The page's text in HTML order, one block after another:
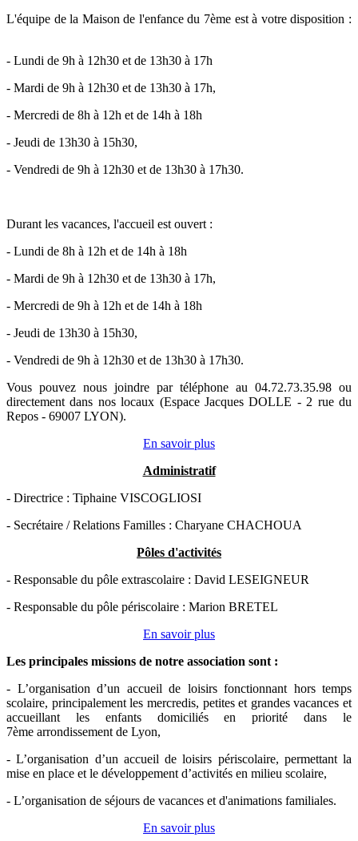
L'équipe de la Maison de l'enfance du 7ème est à votre disposition :
- Lundi de 9h à 12h30 et de 13h30 à 17h
- Mardi de 9h à 12h30 et de 13h30 à 17h,
- Mercredi de 8h à 12h et de 14h à 18h
- Jeudi de 13h30 à 15h30,
- Vendredi de 9h à 12h30 et de 13h30 à 17h30.
Durant les vacances, l'accueil est ouvert :
- Lundi de 8h à 12h et de 14h à 18h
- Mardi de 9h à 12h30 et de 13h30 à 17h,
- Mercredi de 9h à 12h et de 14h à 18h
- Jeudi de 13h30 à 15h30,
- Vendredi de 9h à 12h30 et de 13h30 à 17h30.
Vous pouvez nous joindre par téléphone au 04.72.73.35.98 ou
directement dans nos locaux (Espace Jacques DOLLE - 2 rue du
Repos - 69007 LYON).
En savoir plus
Administratif
- Directrice : Tiphaine VISCOGLIOSI
- Secrétaire / Relations Familles : Charyane CHACHOUA
Pôles d'activités
- Responsable du pôle extrascolaire : David LESEIGNEUR
- Responsable du pôle périscolaire : Marion BRETEL
En savoir plus
Les principales missions de notre association sont :
- L’organisation d’un accueil de loisirs fonctionnant hors temps
scolaire, principalement les mercredis, petites et grandes vacances et
accueillant les enfants domiciliés en priorité dans le
7ème arrondissement de Lyon,
- L’organisation d’un accueil de loisirs périscolaire, permettant la
mise en place et le développement d’activités en milieu scolaire,
- L’organisation de séjours de vacances et d'animations familiales.
En savoir plus